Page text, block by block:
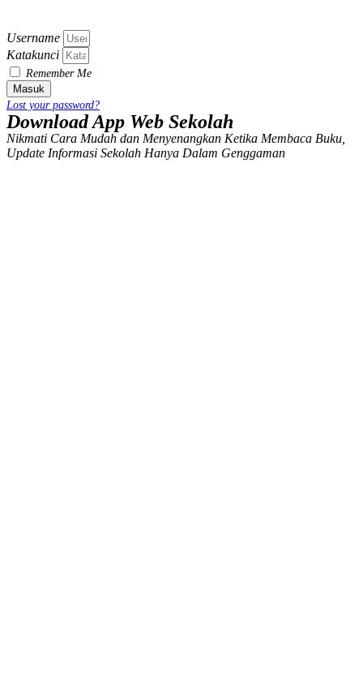
Username
Katakunci
Remember Me
Masuk
Lost your password?
Download App Web Sekolah
Nikmati Cara Mudah dan Menyenangkan Ketika Membaca Buku,
Update Informasi Sekolah Hanya Dalam Genggaman